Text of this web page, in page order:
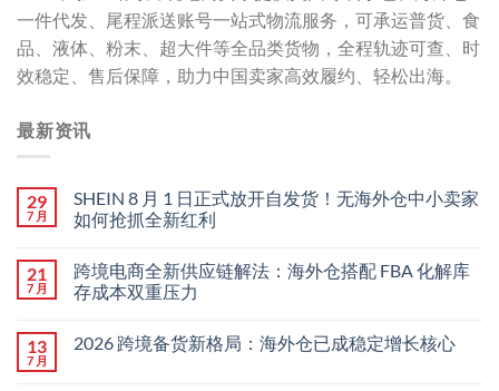
一件代发、尾程派送账号一站式物流服务，可承运普货、食
品、液体、粉末、超大件等全品类货物，全程轨迹可查、时
效稳定、售后保障，助力中国卖家高效履约、轻松出海。
最新资讯
29
7 月
SHEIN 8 月 1 日正式放开自发货！无海外仓中小卖家
如何抢抓全新红利
21
7 月
跨境电商全新供应链解法：海外仓搭配 FBA 化解库
存成本双重压力
13
7 月
2026 跨境备货新格局：海外仓已成稳定增长核心